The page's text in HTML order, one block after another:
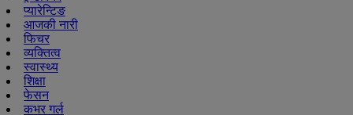
प्यारेन्टिङ
आजकी नारी
फिचर
व्यक्तित्व
स्वास्थ्य
शिक्षा
फेसन
कभर गर्ल